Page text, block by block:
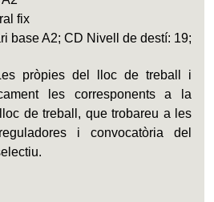
fix
base A2; CD Nivell de destí: 19;
del lloc de treball i
les corresponents a la
de treball, que trobareu a les
i convocatòria del